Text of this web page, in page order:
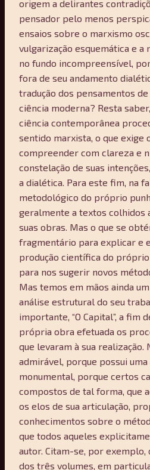
origem a delirantes
pensador pelo menos
ensaios sobre o marxismo
vulgarização esquemática e a
no fundo incompreensível,
fora de seu andamento
tradução dos pensamentos
ciência moderna? Resta
ciência contemporânea
sentido marxista, o que exige
compreender com clareza e
constelação de suas
a dialética. Para este fim, na
metodológico do próprio
geralmente a textos colhidos
suas obras. Mas o que se
fragmentário para explicar e
produção científica do
para nos sugerir novos
Mas temos em mãos ainda
análise estrutural do seu
importante, “O Capital”, a fim
própria obra efetuada os
que levaram à sua
admirável, porque possui
monumental, porque certos
compostos de tal forma, que
os elos de sua articulação,
conhecimentos sobre o
que todos aqueles
autor. Citam-se, por
dos três volumes, em